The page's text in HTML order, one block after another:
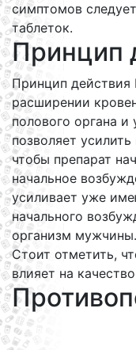
симптомов
таблеток.
Принцип
Принцип действия
расширении
полового органа
позволяет
чтобы препарат
начальное
усиливает уже
начального
организм мужчины.
Стоит отметить,
влияет на